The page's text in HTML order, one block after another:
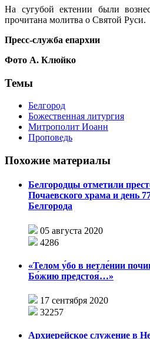
На сугубой ектении были
прочитана молитва о Святой Руси.
Пресс-служба епархии
Фото А. Клюйко
Темы
Белгород
Божественная литургия
Митрополит Иоанн
Проповедь
Похожие материалы
Белгородцы отметили
Почаевского храма и день
Белгорода
05 августа 2020
4286
«Телом у́бо в нетле́нии
Бо́жию предстоя́…»
17 сентября 2020
32257
Архиерейское служение в